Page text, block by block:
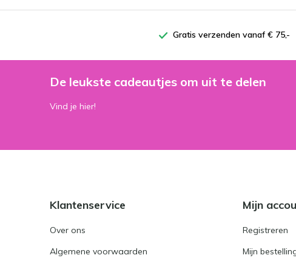
Gratis verzenden vanaf € 75,-
De leukste cadeautjes om uit te delen
Vind je hier!
Klantenservice
Over ons
Algemene voorwaarden
Mijn
Registreren
Mijn